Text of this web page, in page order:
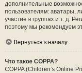
дополнительные
пользователям: аватары,
участие в группах и т. д.
поэтому мы рекомендуем
Вернуться к началу
Что такое COPPA?
COPPA (Children’s Online